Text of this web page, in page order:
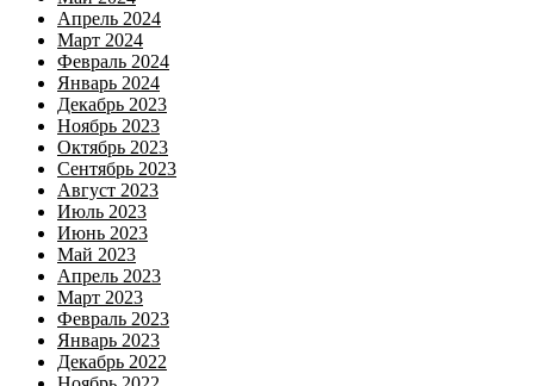
Апрель 2024
Март 2024
Февраль 2024
Январь 2024
Декабрь 2023
Ноябрь 2023
Октябрь 2023
Сентябрь 2023
Август 2023
Июль 2023
Июнь 2023
Май 2023
Апрель 2023
Март 2023
Февраль 2023
Январь 2023
Декабрь 2022